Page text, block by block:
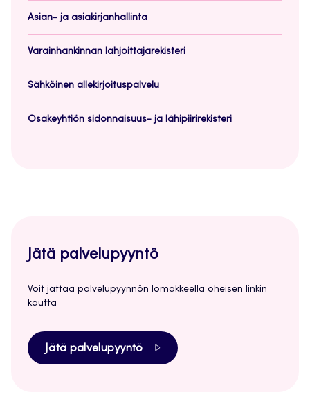
Asian- ja asiakirjanhallinta
Varainhankinnan lahjoittajarekisteri
Sähköinen allekirjoituspalvelu
Osakeyhtiön sidonnaisuus- ja lähipiirirekisteri
Jätä palvelupyyntö
Voit jättää palvelupyynnön lomakkeella oheisen linkin
kautta
Jätä palvelupyyntö